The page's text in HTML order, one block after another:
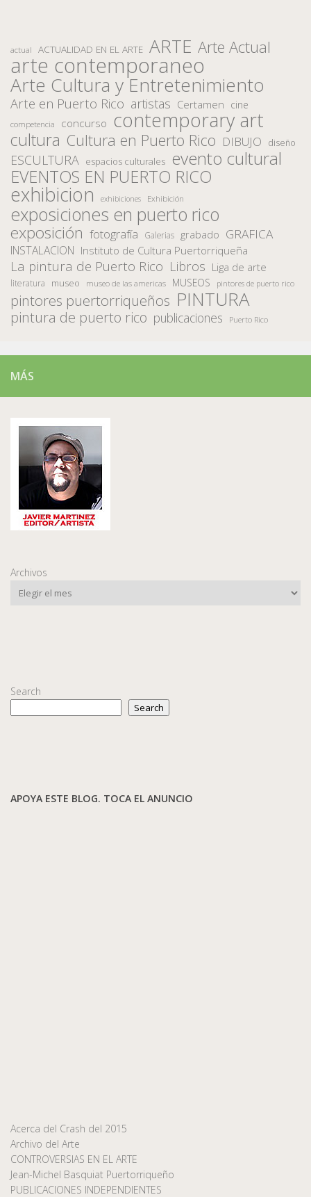
actual ACTUALIDAD EN EL ARTE ARTE Arte Actual
arte contemporaneo
Arte Cultura y Entretenimiento
Arte en Puerto Rico artistas Certamen cine
competencia concurso contemporary art
cultura Cultura en Puerto Rico DIBUJO diseño
ESCULTURA espacios culturales evento cultural
EVENTOS EN PUERTO RICO
exhibicion exhibiciones Exhibición
exposiciones en puerto rico
exposición fotografía Galerias grabado GRAFICA
INSTALACION Instituto de Cultura Puertorriqueña
La pintura de Puerto Rico Libros Liga de arte
literatura museo museo de las americas MUSEOS pintores de puerto rico
pintores puertorriqueños PINTURA
pintura de puerto rico publicaciones Puerto Rico
MÁS
Archivos
Search
Search
APOYA ESTE BLOG. TOCA EL ANUNCIO
Acerca del Crash del 2015
Archivo del Arte
CONTROVERSIAS EN EL ARTE
Jean-Michel Basquiat Puertorriqueño
PUBLICACIONES INDEPENDIENTES